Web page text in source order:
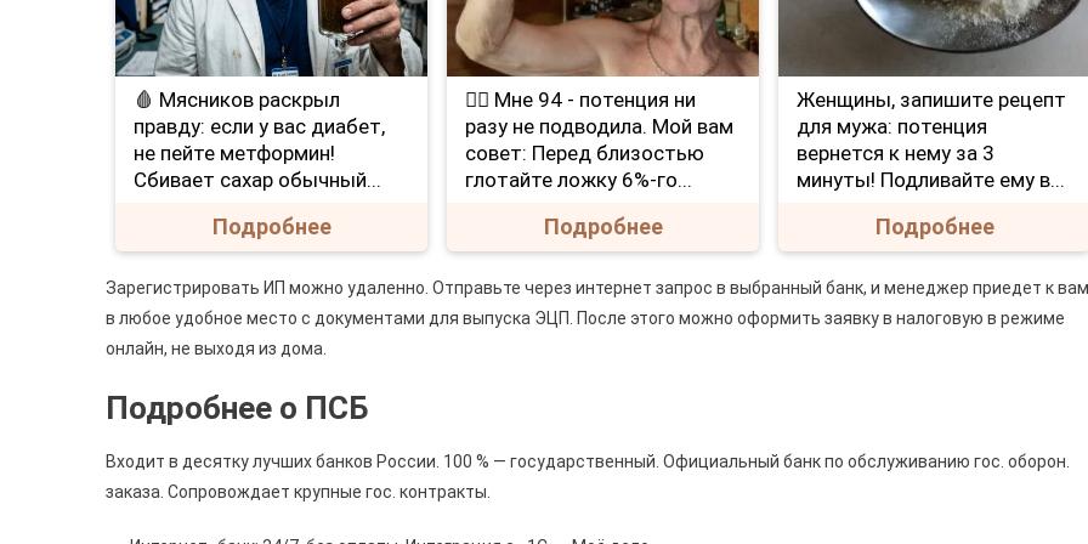
🩸 Мясников раскрыл
правду: если у вас диабет,
не пейте метформин!
Сбивает сахар обычный...
Подробнее
❤️‍🔥 Мне 94 - потенция ни
разу не подводила. Мой вам
совет: Перед близостью
глотайте ложку 6%-го...
Подробнее
Женщины, запишите рецепт
для мужа: потенция
вернется к нему за 3
минуты! Подливайте ему в...
Подробнее
Зарегистрировать ИП можно удаленно. Отправьте через интернет запрос в выбранный банк, и менеджер приедет к вам
в любое удобное место с документами для выпуска ЭЦП. После этого можно оформить заявку в налоговую в режиме
онлайн, не выходя из дома.
Подробнее о ПСБ
Входит в десятку лучших банков России. 100 % — государственный. Официальный банк по обслуживанию гос. оборон.
заказа. Сопровождает крупные гос. контракты.